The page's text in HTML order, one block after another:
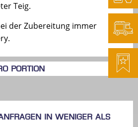
Teig.
der Zubereitung immer
Portion
in weniger als